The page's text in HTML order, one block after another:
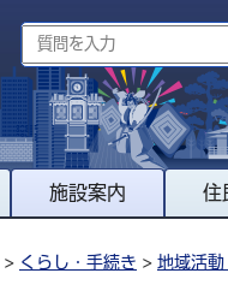
施設案内 住
> くらし・手続き > 地域活動